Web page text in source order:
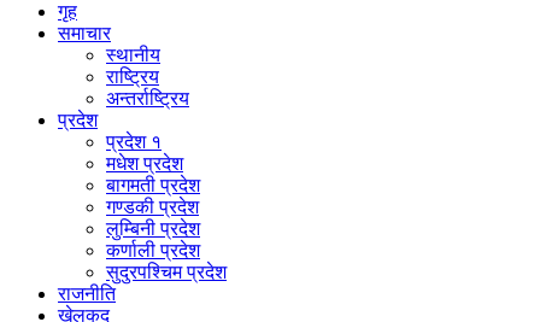
गृह
समाचार
स्थानीय
राष्ट्रिय
अन्तर्राष्ट्रिय
प्रदेश
प्रदेश १
मधेश प्रदेश
बागमती प्रदेश
गण्डकी प्रदेश
लुम्बिनी प्रदेश
कर्णाली प्रदेश
सुदुरपश्चिम प्रदेश
राजनीति
खेलकुद